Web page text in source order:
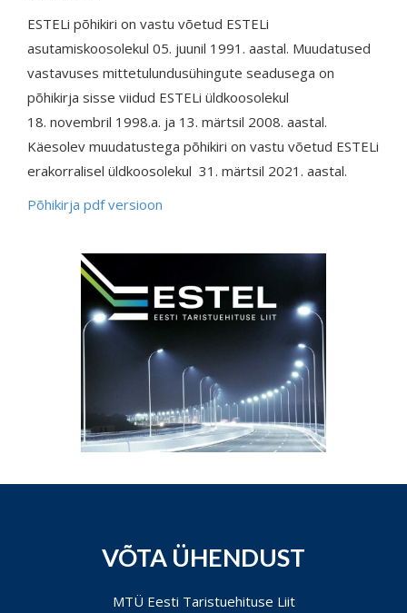
ESTELi põhikiri on vastu võetud ESTELi
asutamiskoosolekul 05. juunil 1991. aastal. Muudatused
vastavuses mittetulundusühingute seadusega on
põhikirja sisse viidud ESTELi üldkoosolekul
18. novembril 1998.a. ja 13. märtsil 2008. aastal.
Käesolev muudatustega põhikiri on vastu võetud ESTELi
erakorralisel üldkoosolekul 31. märtsil 2021. aastal.
Põhikirja pdf versioon
VÕTA ÜHENDUST
MTÜ Eesti Taristuehituse Liit